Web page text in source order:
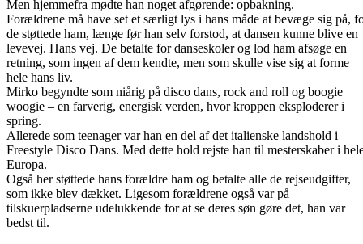
Men hjemmefra mødte han noget afgørende: opbakning.
Forældrene må have set et særligt lys i hans måde at bevæge sig på,
de støttede ham, længe før han selv forstod, at dansen kunne blive en
levevej. Hans vej. De betalte for danseskoler og lod ham afsøge en
retning, som ingen af dem kendte, men som skulle vise sig at forme
hele hans liv.
Mirko begyndte som niårig på disco dans, rock and roll og boogie
woogie – en farverig, energisk verden, hvor kroppen eksploderer i
spring.
Allerede som teenager var han en del af det italienske landshold i
Freestyle Disco Dans. Med dette hold rejste han til mesterskaber i
Europa.
Også her støttede hans forældre ham og betalte alle de rejseudgifter,
som ikke blev dækket. Ligesom forældrene også var på
tilskuerpladserne udelukkende for at se deres søn gøre det, han var
bedst til.